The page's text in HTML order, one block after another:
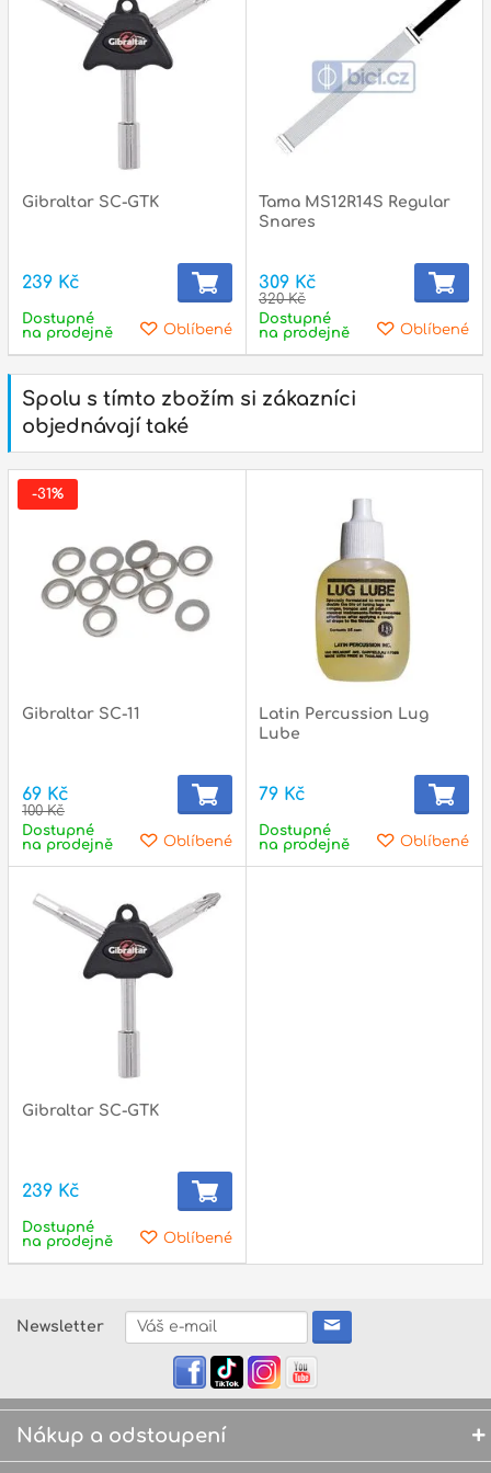
Gibraltar SC-GTK
239 Kč
Oblíbené
Dostupné
na prodejně
Tama MS12R14S Regular
Snares
309 Kč
320 Kč
Oblíbené
Dostupné
na prodejně
Spolu s tímto zbožím si zákazníci
objednávají také
Gibraltar SC-11
69 Kč
100 Kč
Oblíbené
Dostupné
na prodejně
-31%
Latin Percussion Lug
Lube
79 Kč
Oblíbené
Dostupné
na prodejně
Gibraltar SC-GTK
239 Kč
Oblíbené
Dostupné
na prodejně
Newsletter
Nákup a odstoupení